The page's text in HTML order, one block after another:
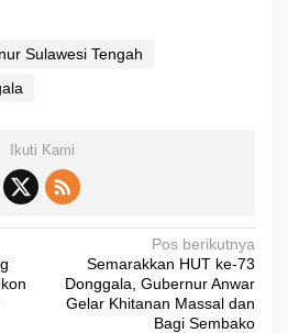
Sulawesi Tengah
Ikuti Kami
Pos berikutnya
Semarakkan HUT ke-73
Donggala, Gubernur Anwar
Gelar Khitanan Massal dan
Bagi Sembako